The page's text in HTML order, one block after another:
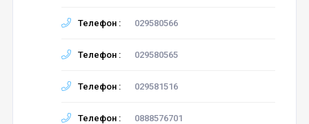
Телефон : 029580566
Телефон : 029580565
Телефон : 029581516
Телефон : 0888576701